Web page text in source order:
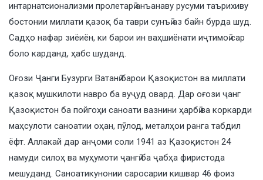
интарнатсионализми пролетарӣ анъанаву русуми таърихиву
бостонии миллати қазоқ ба таври сунъӣ аз байн бурда шуд.
Садҳо нафар зиёиён, ки барои ин ваҳшиёнати иҷтимоӣ сар
боло карданд, ҳабс шуданд.
Оғози Ҷанги Бузурги Ватанӣ барои Қазоқистон ва миллати
қазоқ мушкилоти навро ба вуҷуд овард. Дар оғози ҷанг
Қазоқистон ба пойгоҳи саноати вазнини ҳарбӣ ва коркарди
маҳсулоти саноатии оҳан, пӯлод, металҳои ранга табдил
ёфт. Аллакай дар анҷоми соли 1941 аз Қазоқистон 24
намуди силоҳ ва муҳумоти ҷангӣ ба ҷабҳа фиристода
мешуданд. Саноатикунонии саросарии кишвар 46 фоиз